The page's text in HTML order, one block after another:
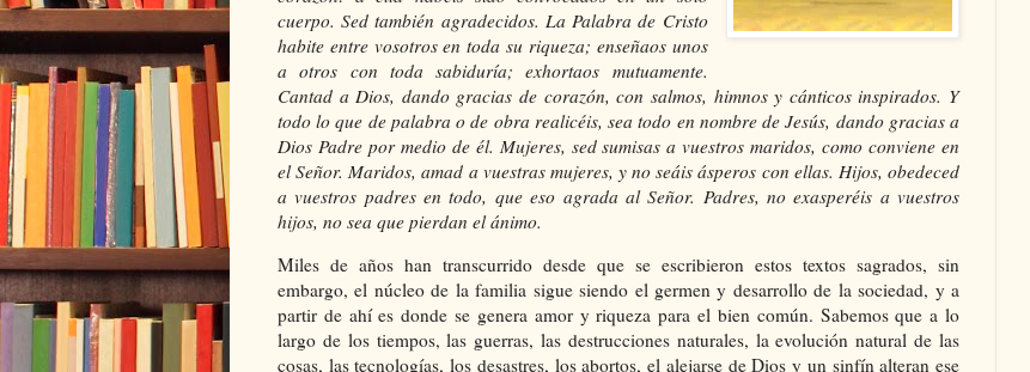
cuerpo. Sed también agradecidos. La Palabra de Cristo
habite entre vosotros en toda su riqueza; enseñaos unos
a otros con toda sabiduría; exhortaos mutuamente.
Cantad a Dios, dando gracias de corazón, con salmos, himnos y cánticos inspirados. Y
todo lo que de palabra o de obra realicéis, sea todo en nombre de Jesús, dando gracias a
Dios Padre por medio de él. Mujeres, sed sumisas a vuestros maridos, como conviene en
el Señor. Maridos, amad a vuestras mujeres, y no seáis ásperos con ellas. Hijos, obedeced
a vuestros padres en todo, que eso agrada al Señor. Padres, no exasperéis a vuestros
hijos, no sea que pierdan el ánimo.
Miles de años han transcurrido desde que se escribieron estos textos sagrados, sin
embargo, el núcleo de la familia sigue siendo el germen y desarrollo de la sociedad, y a
partir de ahí es donde se genera amor y riqueza para el bien común. Sabemos que a lo
largo de los tiempos, las guerras, las destrucciones naturales, la evolución natural de las
cosas, las tecnologías, los desastres, los abortos, el alejarse de Dios y un sinfín alteran ese